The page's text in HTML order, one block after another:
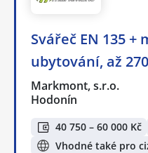
Svářeč EN 135 +
ubytování, až
Markmont, s.r.o.
Hodonín
40 750 – 60 000 Kč
Vhodné také pro